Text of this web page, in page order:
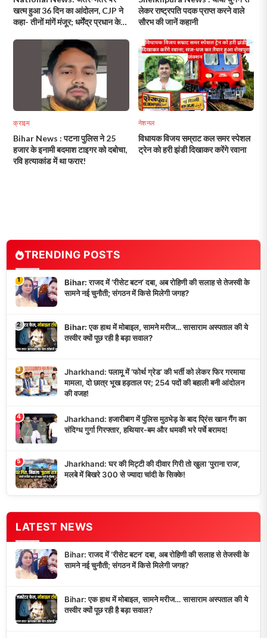
खत्म हुआ 36 दिन का आंदोलन, CJP ने
कहा- तीनों मांगें मंजूर; धर्मेंद्र प्रधान के
लेकर राष्ट्रपति पदक प्राप्त करने वाले
सौरभ की जानें कहानी
क्राइम
Bihar News : पटना पुलिस ने 25
हजार के इनामी बदमाश टाइगर को दबोचा,
रवि हत्याकांड में था फरार!
नेशनल
विधायक विजय सम्राट कल समर स्पेशल
ट्रेन को हरी झंडी दिखाकर करेंगे रवाना
TRENDING POSTS
1
Bihar: राजद में ‘रीसेट बटन’ दबा, अब रोहिणी की सलाह से तेजस्वी के
सामने नई चुनौती; संगठन में किसे मिलेगी जगह?
2
Bihar: एक हाथ में मोबाइल, सामने मरीज… सासाराम अस्पताल की ये
तस्वीर क्यों पूछ रही है बड़ा सवाल?
3
Jharkhand: पलामू में ‘फोर्थ ग्रेड’ की भर्ती को लेकर फिर गरमाया
मामला, दो छात्र भूख हड़ताल पर; 254 पदों की बहाली बनी आंदोलन
की वजह!
4
Jharkhand: हजारीबाग में पुलिस मुठभेड़ के बाद प्रिंस खान गैंग का
संदिग्ध गुर्गा गिरफ्तार, हथियार-बम और धमकी भरे पर्चे बरामद!
5
Jharkhand: घर की मिट्टी की दीवार गिरी तो खुला ‘पुराना राज’,
मलबे में बिखरे 300 से ज्यादा चांदी के सिक्के!
LATEST NEWS
Bihar: राजद में ‘रीसेट बटन’ दबा, अब रोहिणी की सलाह से तेजस्वी के
सामने नई चुनौती; संगठन में किसे मिलेगी जगह?
Bihar: एक हाथ में मोबाइल, सामने मरीज… सासाराम अस्पताल की ये
तस्वीर क्यों पूछ रही है बड़ा सवाल?